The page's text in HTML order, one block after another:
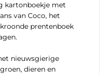
kartonboekje met
van Coco, het
prentenboek
nieuwsgierige
dieren en